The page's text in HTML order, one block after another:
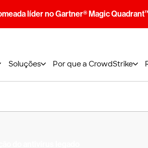
líder no Gartner® Magic
Soluções Por que a CrowdStrike